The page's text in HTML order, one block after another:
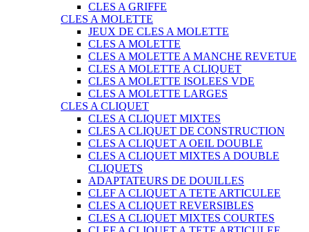
CLES A GRIFFE
CLES A MOLETTE
JEUX DE CLES A MOLETTE
CLES A MOLETTE
CLES A MOLETTE A MANCHE REVETUE
CLES A MOLETTE A CLIQUET
CLES A MOLETTE ISOLEES VDE
CLES A MOLETTE LARGES
CLES A CLIQUET
CLES A CLIQUET MIXTES
CLES A CLIQUET DE CONSTRUCTION
CLES A CLIQUET A OEIL DOUBLE
CLES A CLIQUET MIXTES A DOUBLE
CLIQUETS
ADAPTATEURS DE DOUILLES
CLEF A CLIQUET A TETE ARTICULEE
CLES A CLIQUET REVERSIBLES
CLES A CLIQUET MIXTES COURTES